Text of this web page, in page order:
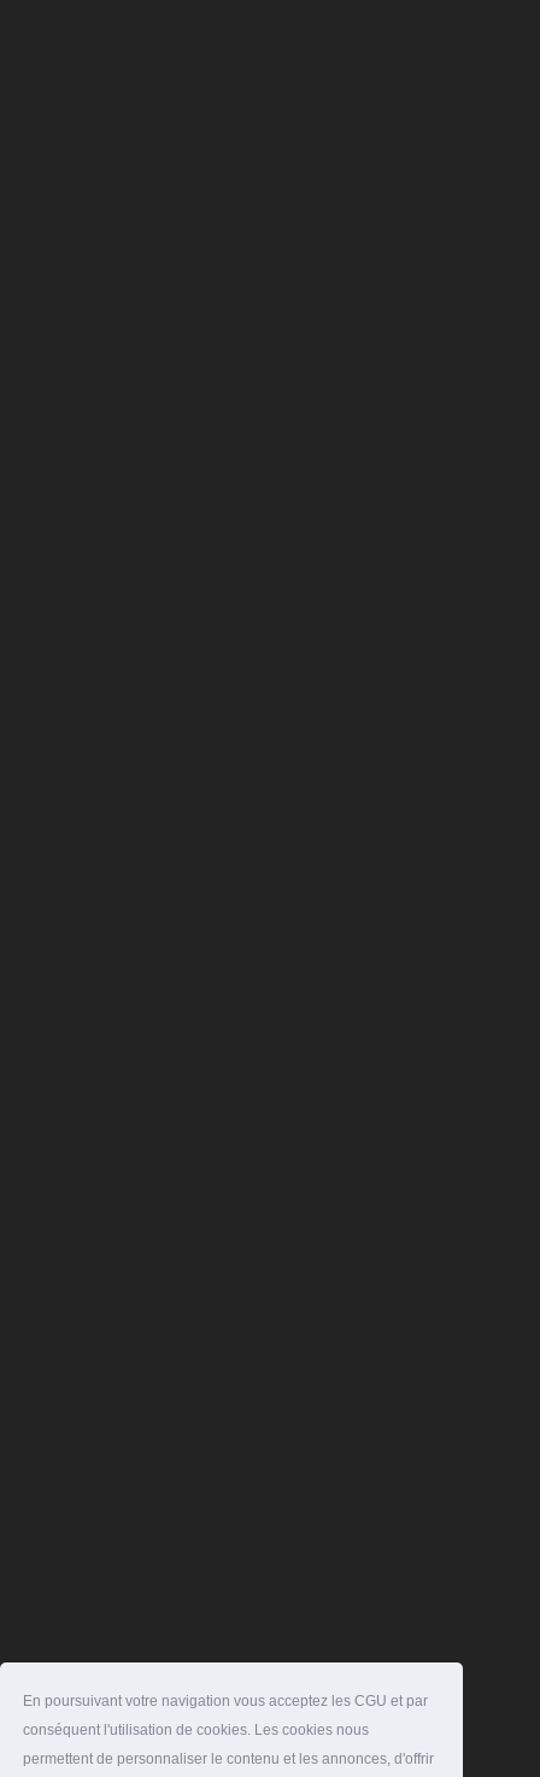
En poursuivant votre navigation vous acceptez les CGU et par
conséquent l'utilisation de cookies. Les cookies nous
permettent de personnaliser le contenu et les annonces, d'offrir